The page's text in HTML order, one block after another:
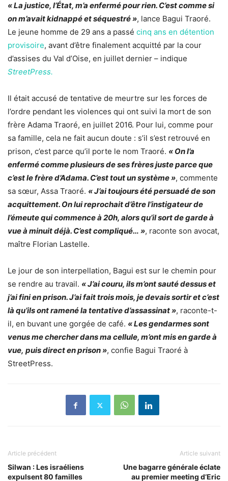
« La justice, l’État, m’a enfermé pour rien. C’est comme si
on m’avait kidnappé et séquestré », lance Bagui Traoré.
Le jeune homme de 29 ans a passé cinq ans en détention
provisoire, avant d’être finalement acquitté par la cour
d’assises du Val d’Oise, en juillet dernier – indique
StreetPress.
Il était accusé de tentative de meurtre sur les forces de
l’ordre pendant les violences qui ont suivi la mort de son
frère Adama Traoré, en juillet 2016. Pour lui, comme pour
sa famille, cela ne fait aucun doute : s’il s’est retrouvé en
prison, c’est parce qu’il porte le nom Traoré. « On l’a
enfermé comme plusieurs de ses frères juste parce que
c’est le frère d’Adama. C’est tout un système », commente
sa sœur, Assa Traoré. « J’ai toujours été persuadé de son
acquittement. On lui reprochait d’être l’instigateur de
l’émeute qui commence à 20h, alors qu’il sort de garde à
vue à minuit déjà. C’est compliqué… », raconte son avocat,
maître Florian Lastelle.
Le jour de son interpellation, Bagui est sur le chemin pour
se rendre au travail. « J’ai couru, ils m’ont sauté dessus et
j’ai fini en prison. J’ai fait trois mois, je devais sortir et c’est
là qu’ils ont ramené la tentative d’assassinat », raconte-t-
il, en buvant une gorgée de café. « Les gendarmes sont
venus me chercher dans ma cellule, m’ont mis en garde à
vue, puis direct en prison », confie Bagui Traoré à
StreetPress.
Article précédent
Silwan : Les israéliens
expulsent 80 familles
Article suivant
Une bagarre générale éclate
au premier meeting d’Eric